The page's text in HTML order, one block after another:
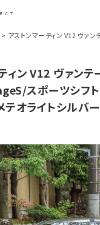
AUTO
アストンマーティン V12 ヴァン
ィン V12 ヴァンテ
スポーツシフ
オライトシルバ